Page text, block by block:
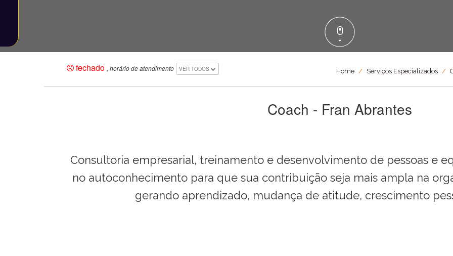
fechado , horário de atendimento VER TODOS Home / Serviços Especializados /
Coach - Fran Abrantes
Consultoria empresarial, treinamento e desenvolvimento de pessoas e
no autoconhecimento para que sua contribuição seja mais ampla na
gerando aprendizado, mudança de atitude, crescimento